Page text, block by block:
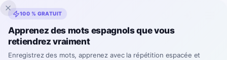
Inklingo
Accueil›Espagnol›French → espagnol ›dents
100 % GRATUIT
Apprenez des mots espagnols que vous
retiendrez vraiment
Enregistrez des mots, apprenez avec la répétition espacée et